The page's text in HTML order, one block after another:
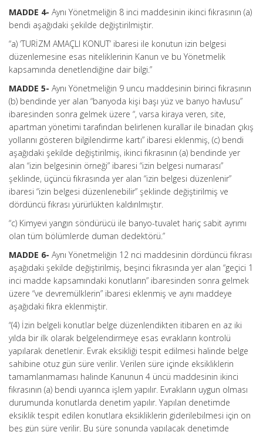
MADDE 4- Aynı Yönetmeliğin 8 inci maddesinin ikinci fıkrasının (a)
bendi aşağıdaki şekilde değiştirilmiştir.
“a) ‘TURİZM AMAÇLI KONUT’ ibaresi ile konutun izin belgesi
düzenlemesine esas niteliklerinin Kanun ve bu Yönetmelik
kapsamında denetlendiğine dair bilgi.”
MADDE 5- Aynı Yönetmeliğin 9 uncu maddesinin birinci fıkrasının
(b) bendinde yer alan “banyoda kişi başı yüz ve banyo havlusu”
ibaresinden sonra gelmek üzere “, varsa kiraya veren, site,
apartman yönetimi tarafından belirlenen kurallar ile binadan çıkış
yollarını gösteren bilgilendirme kartı” ibaresi eklenmiş, (c) bendi
aşağıdaki şekilde değiştirilmiş, ikinci fıkrasının (a) bendinde yer
alan “izin belgesinin örneği” ibaresi “izin belgesi numarası”
şeklinde, üçüncü fıkrasında yer alan “izin belgesi düzenlenir”
ibaresi “izin belgesi düzenlenebilir” şeklinde değiştirilmiş ve
dördüncü fıkrası yürürlükten kaldırılmıştır.
“c) Kimyevi yangın söndürücü ile banyo-tuvalet hariç sabit ayrımı
olan tüm bölümlerde duman dedektörü.”
MADDE 6- Aynı Yönetmeliğin 12 nci maddesinin dördüncü fıkrası
aşağıdaki şekilde değiştirilmiş, beşinci fıkrasında yer alan “geçici 1
inci madde kapsamındaki konutların” ibaresinden sonra gelmek
üzere “ve devremülklerin” ibaresi eklenmiş ve aynı maddeye
aşağıdaki fıkra eklenmiştir.
“(4) İzin belgeli konutlar belge düzenlendikten itibaren en az iki
yılda bir ilk olarak belgelendirmeye esas evrakların kontrolü
yapılarak denetlenir. Evrak eksikliği tespit edilmesi halinde belge
sahibine otuz gün süre verilir. Verilen süre içinde eksikliklerin
tamamlanmaması halinde Kanunun 4 üncü maddesinin ikinci
fıkrasının (a) bendi uyarınca işlem yapılır. Evrakların uygun olması
durumunda konutlarda denetim yapılır. Yapılan denetimde
eksiklik tespit edilen konutlara eksikliklerin giderilebilmesi için on
beş gün süre verilir. Bu süre sonunda yapılacak denetimde